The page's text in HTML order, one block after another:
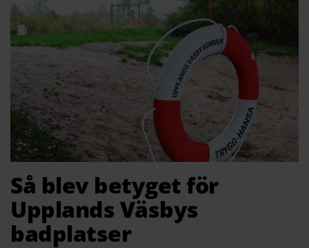
Så blev betyget för
Upplands Väsbys
badplatser